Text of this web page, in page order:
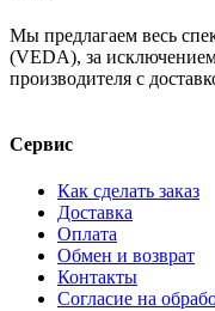
Мы предлагаем весь
(VEDA), за
производителя с
Сервис
Как сделать заказ
Доставка
Оплата
Обмен и возврат
Контакты
Согласие на